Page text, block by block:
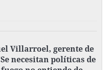
Villarroel, gerente de
necesitan políticas de